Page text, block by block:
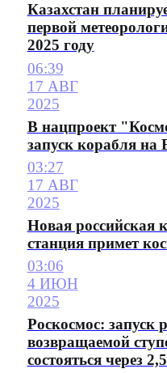
Казахстан
первой
2025 году
06:39
17 АВГ
2025
В нацпроект
запуск корабля на
03:27
17 АВГ
2025
Новая российская
станция примет
03:06
4 ИЮН
2025
Роскосмос: запуск
возвращаемой
состояться через